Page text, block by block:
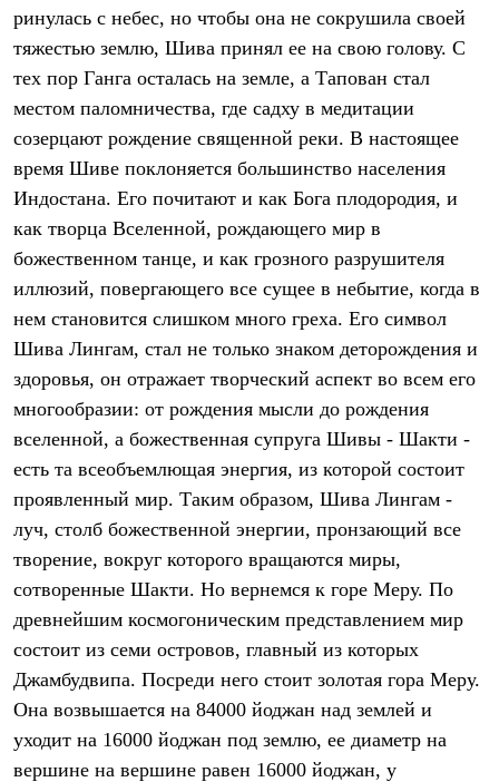
Утепленная синтетикой
Комбинезоны
Куртки
Лёгкая одежда
Футболки
Толстовки
Брюки
Софтшелл одежда
Флисовая одежда
Куртки
Брюки
Комбинезоны
Термобелье
Снаряжение
Палатки и тенты
Палатки
Аксессуары для палаток
Рюкзаки
Легкоходные
Альпинистские
Аксессуары для рюкзаков
Спальные мешки
Пуховые
С синтетическим утеплителем
Аксессуары для спальников
Сумки и баулы
Баулы
Кошельки
ринулась с небес, но чтобы она не сокрушила своей
тяжестью землю, Шива принял ее на свою голову. С
тех пор Ганга осталась на земле, а Тапован стал
местом паломничества, где садху в медитации
созерцают рождение священной реки. В настоящее
время Шиве поклоняется большинство населения
Индостана. Его почитают и как Бога плодородия, и
как творца Вселенной, рождающего мир в
божественном танце, и как грозного разрушителя
иллюзий, повергающего все сущее в небытие, когда в
нем становится слишком много греха. Его символ
Шива Лингам, стал не только знаком деторождения и
здоровья, он отражает творческий аспект во всем его
многообразии: от рождения мысли до рождения
вселенной, а божественная супруга Шивы - Шакти -
есть та всеобъемлющая энергия, из которой состоит
проявленный мир. Таким образом, Шива Лингам -
луч, столб божественной энергии, пронзающий все
творение, вокруг которого вращаются миры,
сотворенные Шакти. Но вернемся к горе Меру. По
древнейшим космогоническим представлением мир
состоит из семи островов, главный из которых
Джамбудвипа. Посреди него стоит золотая гора Меру.
Она возвышается на 84000 йоджан над землей и
уходит на 16000 йоджан под землю, ее диаметр на
вершине на вершине равен 16000 йоджан, у